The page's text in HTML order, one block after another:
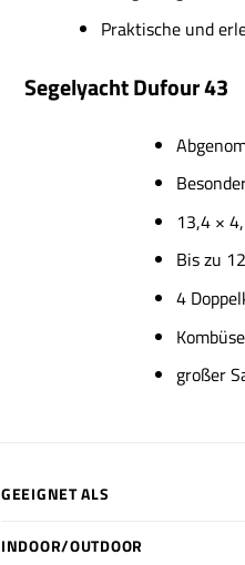
Praktische und
Segelyacht Dufour 43
13,4 ×
Bis zu
4
Kombüse
großer
GEEIGNET ALS
INDOOR/OUTDOOR